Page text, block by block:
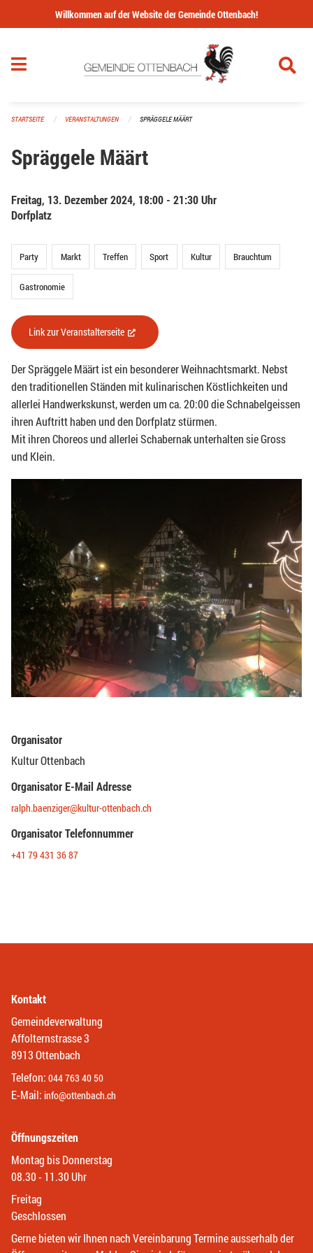
Navigation überspringen
Willkommen auf der Website der Gemeinde Ottenbach!
STARTSEITE VERANSTALTUNGEN SPRÄGGELE MÄÄRT
Spräggele Määrt
Freitag, 13. Dezember 2024, 18:00 - 21:30 Uhr
Dorfplatz
Party Markt Treffen Sport Kultur Brauchtum
Gastronomie
Link zur Veranstalterseite (External Link)
Der Spräggele Määrt ist ein besonderer Weihnachtsmarkt. Nebst
den traditionellen Ständen mit kulinarischen Köstlichkeiten und
allerlei Handwerkskunst, werden um ca. 20:00 die Schnabelgeissen
ihren Auftritt haben und den Dorfplatz stürmen.
Mit ihren Choreos und allerlei Schabernak unterhalten sie Gross
und Klein.
Organisator
Kultur Ottenbach
Organisator E-Mail Adresse
ralph.baenziger@kultur-ottenbach.ch
Organisator Telefonnummer
+41 79 431 36 87
Kontakt
Gemeindeverwaltung
Affolternstrasse 3
8913 Ottenbach
Telefon: 044 763 40 50
E-Mail: info@ottenbach.ch
Öffnungszeiten
Montag bis Donnerstag
08.30 - 11.30 Uhr
Freitag
Geschlossen
Gerne bieten wir Ihnen nach Vereinbarung Termine ausserhalb der